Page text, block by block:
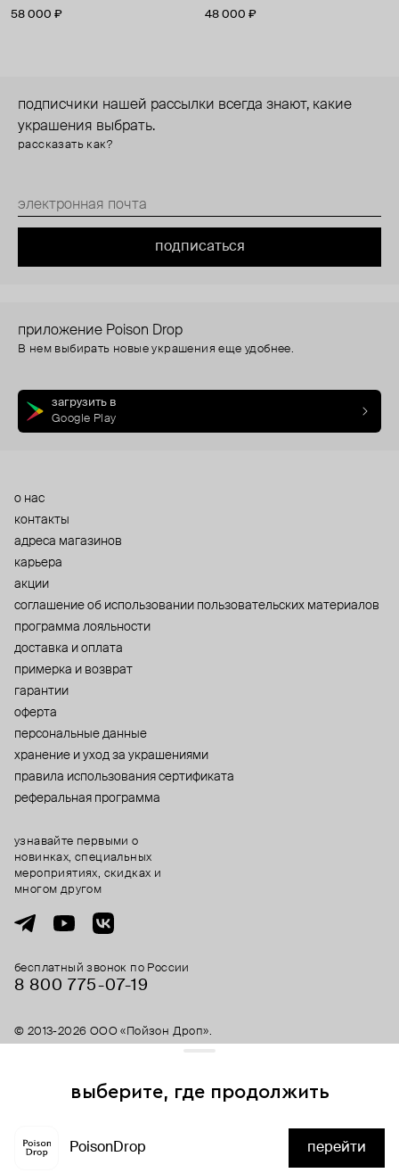
58 000 ₽
48 000 ₽
подписчики нашей рассылки всегда знают, какие
украшения выбрать.
рассказать как?
подписаться
приложение Poison Drop
В нем выбирать новые украшения еще удобнее.
загрузить в
Google Play
о нас
контакты
адреса магазинов
карьера
акции
cоглашение об использовании пользовательских материалов
программа лояльности
доставка и оплата
примерка и возврат
гарантии
оферта
персональные данные
хранение и уход за украшениями
правила использования сертификата
реферальная программа
бесплатный звонок по России
8 800 775⁠-07⁠-19
узнавайте первыми о
новинках, специальных
мероприятиях, скидках и
многом другом
© 2013-2026 ООО «Пойзон Дроп».
все права защищены.
выберите, где продолжить
PoisonDrop перейти
и сервисы аналитики. Продолжая его использование,
вы соглашаетесь с нашимскоро здесь будет